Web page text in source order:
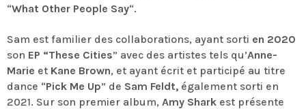
“What Other People Say“.
Sam est familier des collaborations, ayant sorti en 2020
son EP “These Cities” avec des artistes tels qu’Anne-
Marie et Kane Brown, et ayant écrit et participé au titre
dance “Pick Me Up” de Sam Feldt, également sorti en
2021. Sur son premier album, Amy Shark est présente